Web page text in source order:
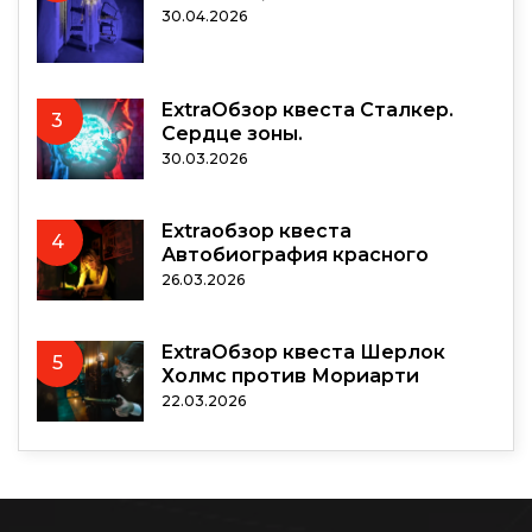
30.04.2026
3
ExtraОбзор квеста Сталкер.
Сердце зоны.
30.03.2026
4
Extraобзор квеста
Автобиография красного
26.03.2026
5
ExtraОбзор квеста Шерлок
Холмс против Мориарти
22.03.2026